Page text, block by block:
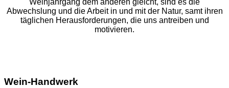
Abwechslung und die Arbeit in und mit der Natur, samt ihren
täglichen Herausforderungen, die uns antreiben und
motivieren.
Wein-Handwerk